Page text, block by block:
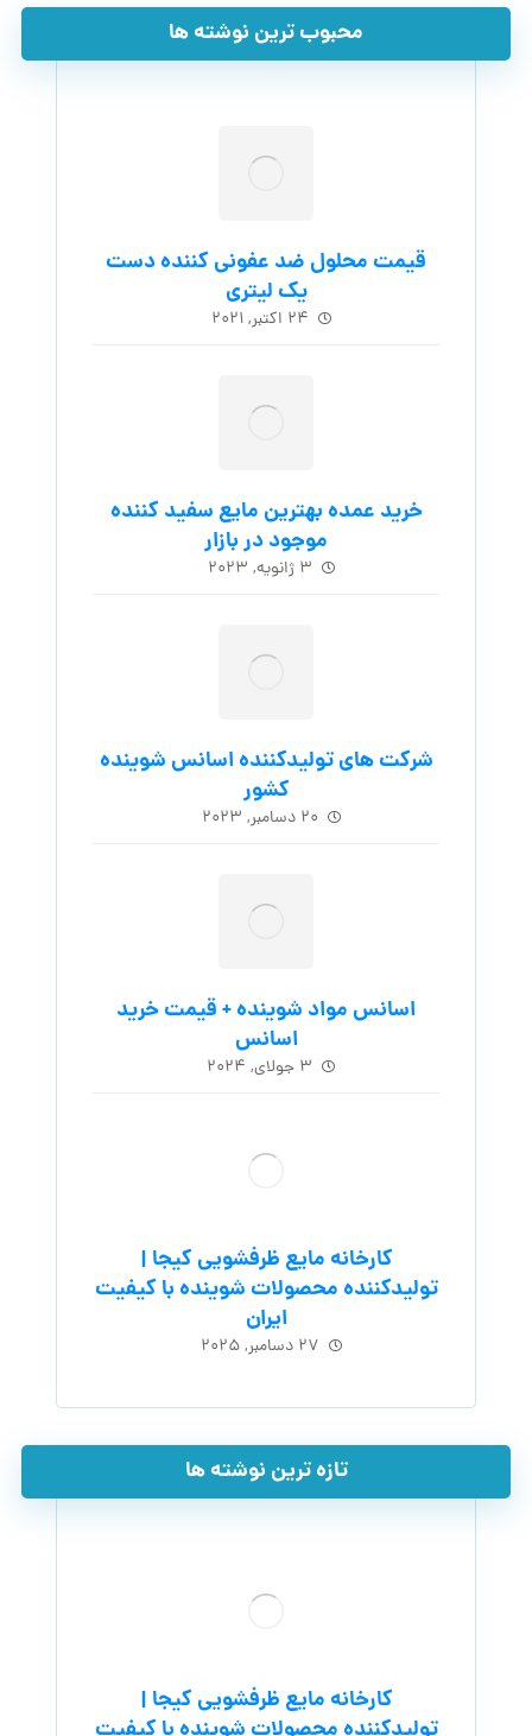
محبوب ترین نوشته ها
قیمت محلول ضد عفونی کننده دست
یک لیتری
۲۴ اکتبر, ۲۰۲۱
خرید عمده بهترین مایع سفید کننده
موجود در بازار
۳ ژانویه, ۲۰۲۳
شرکت های تولیدکننده اسانس شوینده
کشور
۲۰ دسامبر, ۲۰۲۳
اسانس مواد شوینده + قیمت خرید
اسانس
۳ جولای, ۲۰۲۴
کارخانه مایع ظرفشویی کیجا |
تولیدکننده محصولات شوینده با کیفیت
ایران
۲۷ دسامبر, ۲۰۲۵
تازه ترین نوشته ها
کارخانه مایع ظرفشویی کیجا |